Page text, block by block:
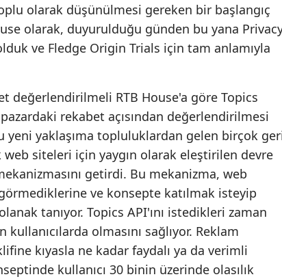
olarak düşünülmesi gereken bir başlangıç
olarak, duyurulduğu günden bu yana
ve Fledge Origin Trials için tam anlamıyla
değerlendirilmeli RTB House'a göre Topics
rekabet açısından değerlendirilmesi
yeni yaklaşıma topluluklardan gelen birçok
siteleri için yaygın olarak eleştirilen devre
getirdi. Bu mekanizma, web
ve konsepte katılmak isteyip
tanıyor. Topics API'ını istedikleri zaman
olmasını sağlıyor. Reklam
kıyasla ne kadar faydalı ya da verimli
kullanıcı 30 binin üzerinde olasılık